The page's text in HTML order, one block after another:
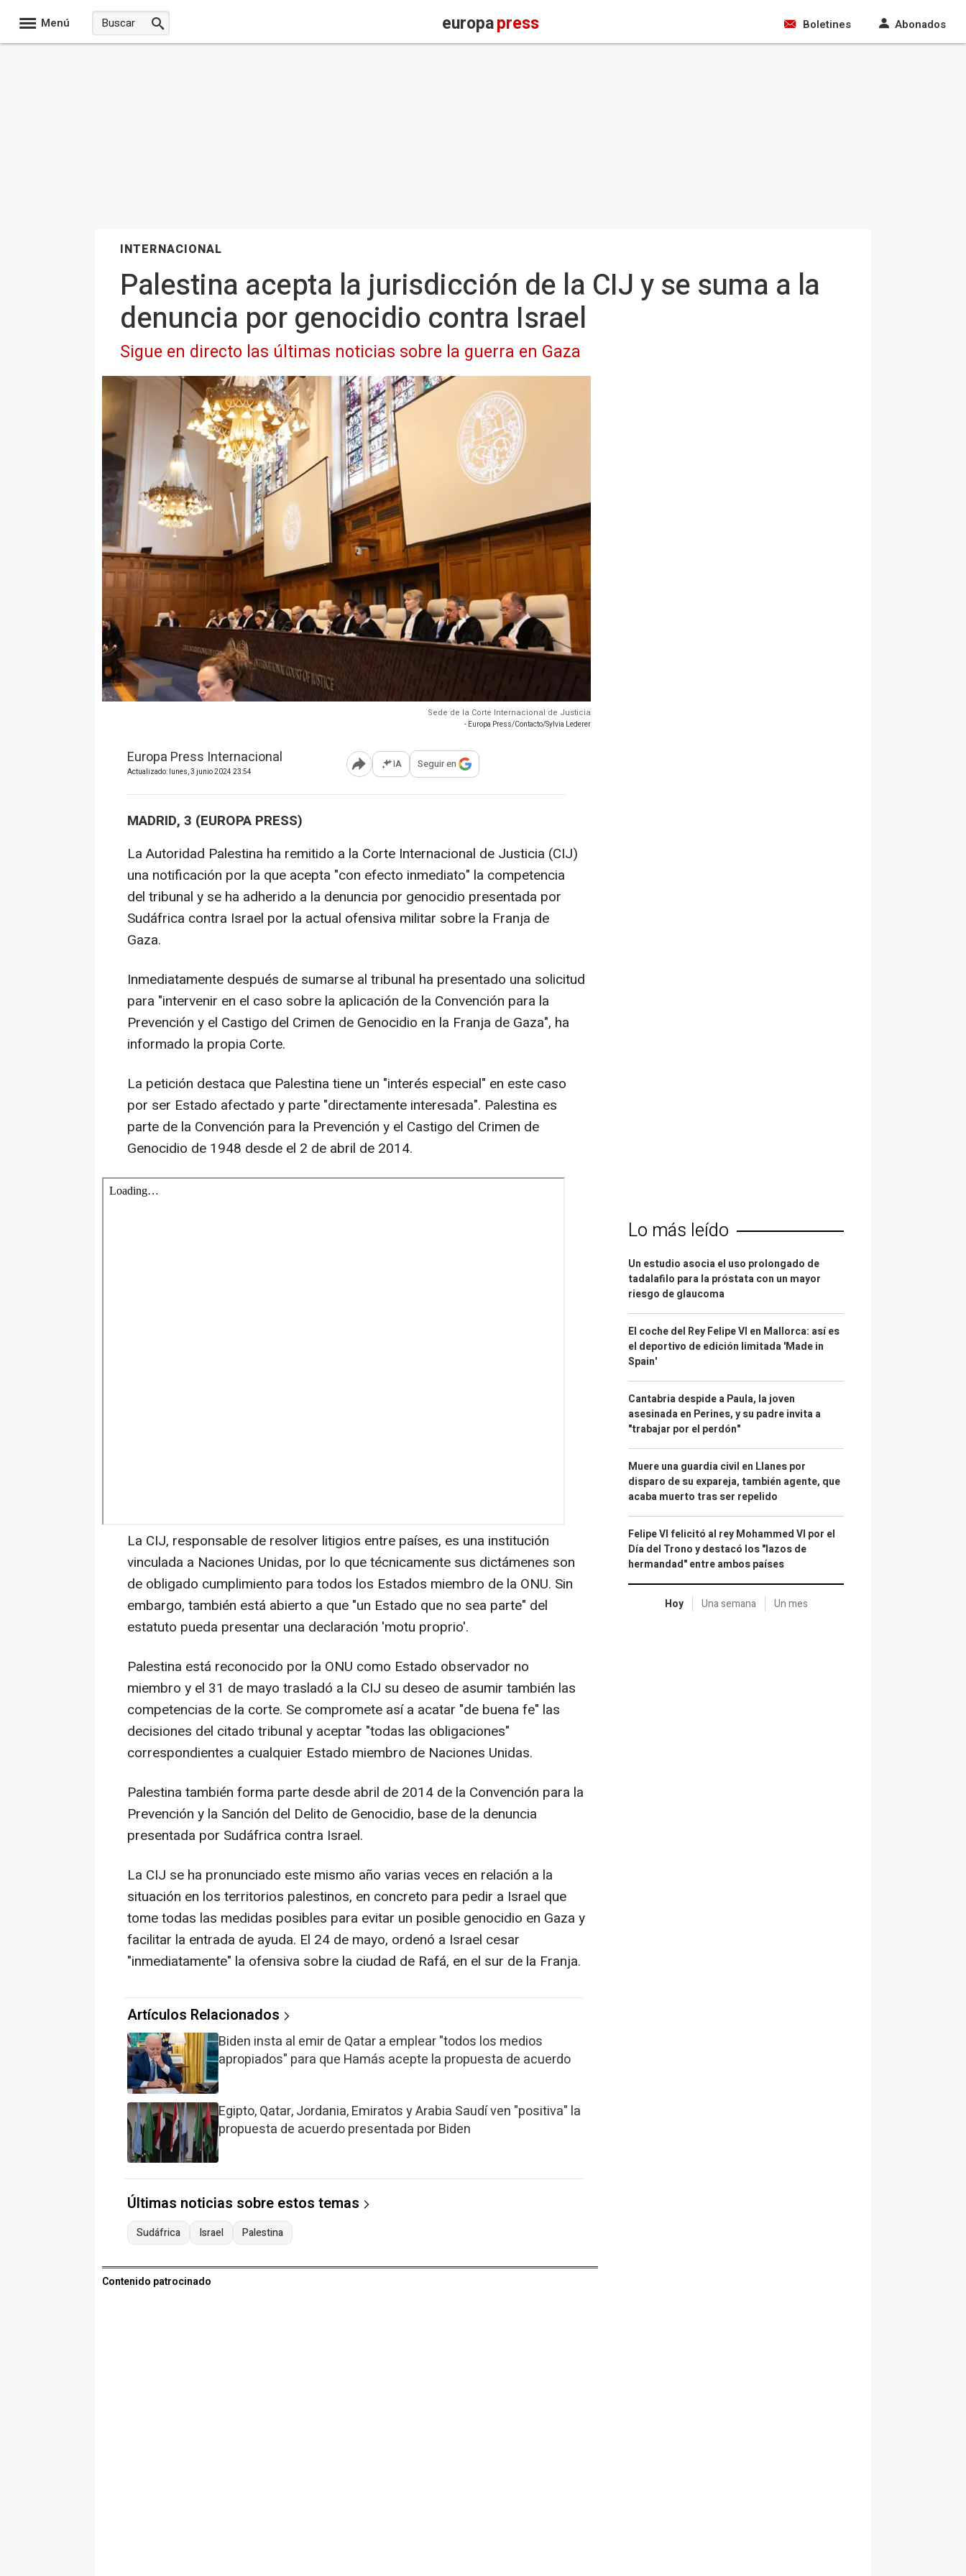
Menú europapress Boletines Abonados
INTERNACIONAL
Palestina acepta la jurisdicción de la CIJ y se suma a la
denuncia por genocidio contra Israel
Sigue en directo las últimas noticias sobre la guerra en Gaza
Sede de la Corte Internacional de Justicia
- Europa Press/Contacto/Sylvia Lederer
Europa Press Internacional
Actualizado: lunes, 3 junio 2024 23:54 Abrir opciones para compartir
IA Seguir en
MADRID, 3 (EUROPA PRESS)
La Autoridad Palestina ha remitido a la Corte Internacional de Justicia (CIJ)
una notificación por la que acepta "con efecto inmediato" la competencia
del tribunal y se ha adherido a la denuncia por genocidio presentada por
Sudáfrica contra Israel por la actual ofensiva militar sobre la Franja de
Gaza.
Inmediatamente después de sumarse al tribunal ha presentado una solicitud
para "intervenir en el caso sobre la aplicación de la Convención para la
Prevención y el Castigo del Crimen de Genocidio en la Franja de Gaza", ha
informado la propia Corte.
La petición destaca que Palestina tiene un "interés especial" en este caso
por ser Estado afectado y parte "directamente interesada". Palestina es
parte de la Convención para la Prevención y el Castigo del Crimen de
Genocidio de 1948 desde el 2 de abril de 2014.
La CIJ, responsable de resolver litigios entre países, es una institución
vinculada a Naciones Unidas, por lo que técnicamente sus dictámenes son
de obligado cumplimiento para todos los Estados miembro de la ONU. Sin
embargo, también está abierto a que "un Estado que no sea parte" del
estatuto pueda presentar una declaración 'motu proprio'.
Palestina está reconocido por la ONU como Estado observador no
miembro y el 31 de mayo trasladó a la CIJ su deseo de asumir también las
competencias de la corte. Se compromete así a acatar "de buena fe" las
decisiones del citado tribunal y aceptar "todas las obligaciones"
correspondientes a cualquier Estado miembro de Naciones Unidas.
Palestina también forma parte desde abril de 2014 de la Convención para la
Prevención y la Sanción del Delito de Genocidio, base de la denuncia
presentada por Sudáfrica contra Israel.
La CIJ se ha pronunciado este mismo año varias veces en relación a la
situación en los territorios palestinos, en concreto para pedir a Israel que
tome todas las medidas posibles para evitar un posible genocidio en Gaza y
facilitar la entrada de ayuda. El 24 de mayo, ordenó a Israel cesar
"inmediatamente" la ofensiva sobre la ciudad de Rafá, en el sur de la Franja.
Artículos Relacionados
Biden insta al emir de Qatar a emplear "todos los medios
apropiados" para que Hamás acepte la propuesta de acuerdo
Egipto, Qatar, Jordania, Emiratos y Arabia Saudí ven "positiva" la
propuesta de acuerdo presentada por Biden
Últimas noticias sobre estos temas
Sudáfrica Israel Palestina
Contenido patrocinado
Lo más leído
Un estudio asocia el uso prolongado de
tadalafilo para la próstata con un mayor
riesgo de glaucoma
El coche del Rey Felipe VI en Mallorca: así es
el deportivo de edición limitada 'Made in
Spain'
Cantabria despide a Paula, la joven
asesinada en Perines, y su padre invita a
"trabajar por el perdón"
Muere una guardia civil en Llanes por
disparo de su expareja, también agente, que
acaba muerto tras ser repelido
Felipe VI felicitó al rey Mohammed VI por el
Día del Trono y destacó los "lazos de
hermandad" entre ambos países
Hoy Una semana Un mes